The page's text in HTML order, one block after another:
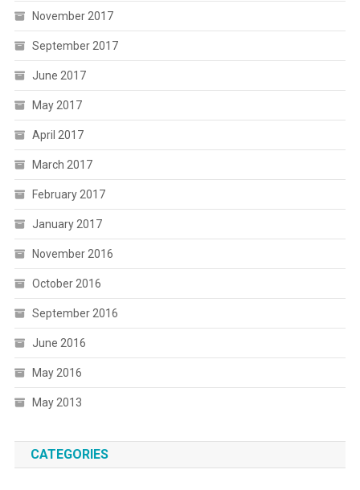
November 2017
September 2017
June 2017
May 2017
April 2017
March 2017
February 2017
January 2017
November 2016
October 2016
September 2016
June 2016
May 2016
May 2013
CATEGORIES